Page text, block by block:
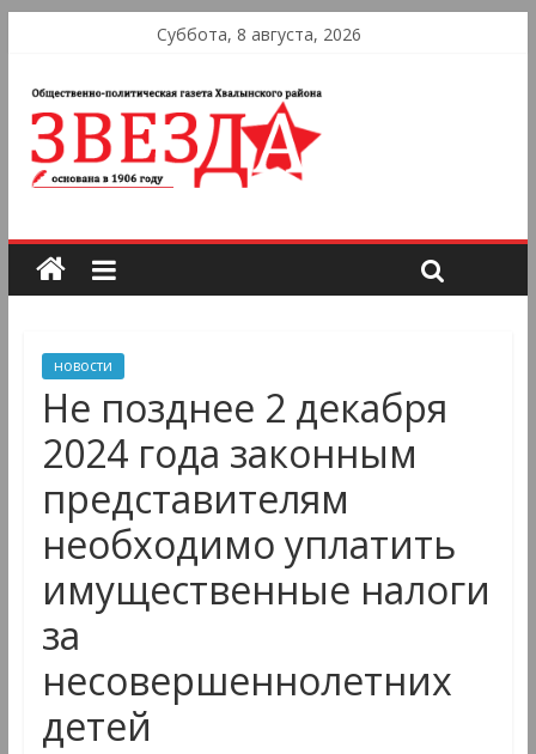
Суббота, 8 августа, 2026
новости
Не позднее 2 декабря
2024 года законным
представителям
необходимо уплатить
имущественные налоги
за
несовершеннолетних
детей